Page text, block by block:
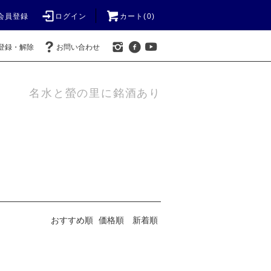
員登録 ログイン カート(0)
録・解除 お問い合わせ
名水と螢の里に銘酒あり
おすすめ順 価格順 新着順